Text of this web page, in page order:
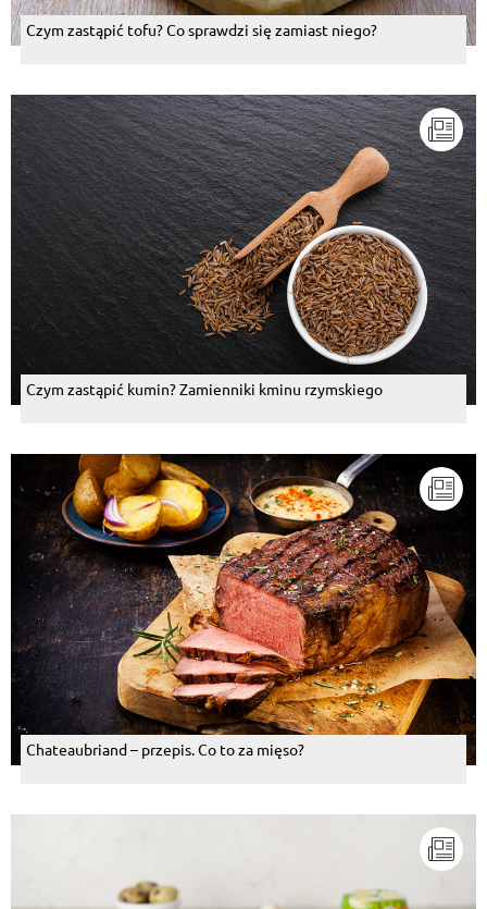
Czym zastąpić tofu? Co sprawdzi się zamiast niego?
Czym zastąpić kumin? Zamienniki kminu rzymskiego
Chateaubriand – przepis. Co to za mięso?